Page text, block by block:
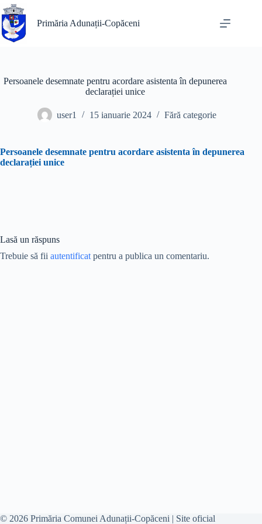
Sari
la
conținut
Primăria Adunații-Copăceni
Persoanele desemnate pentru acordare asistenta în depunerea
declarației unice
user1 15 ianuarie 2024 Fără categorie
Persoanele desemnate pentru acordare asistenta în depunerea
declarației unice
Lasă un răspuns
Trebuie să fii autentificat pentru a publica un comentariu.
© 2026 Primăria Comunei Adunații-Copăceni | Site oficial